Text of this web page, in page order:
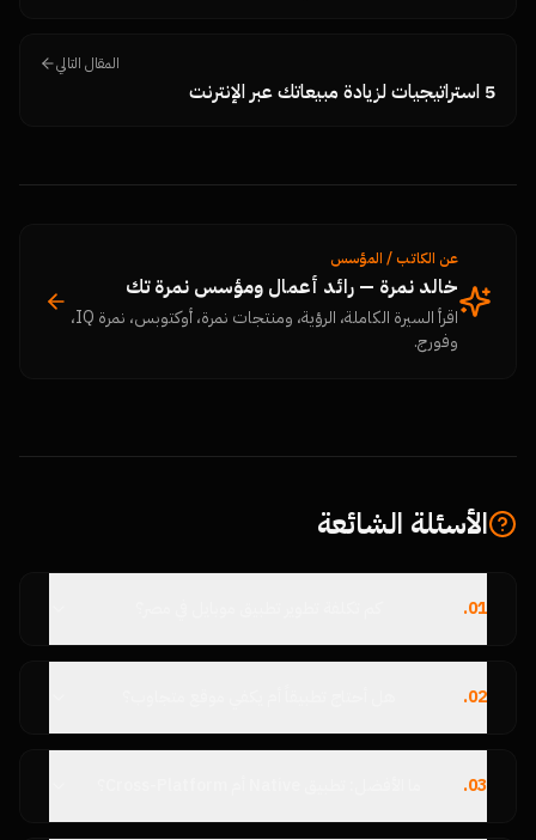
المقال التالي
5 استراتيجيات لزيادة مبيعاتك عبر الإنترنت
عن الكاتب / المؤسس
خالد نمرة — رائد أعمال ومؤسس نمرة تك
اقرأ السيرة الكاملة، الرؤية، ومنتجات نمرة، أوكتوبس، نمرة IQ،
وفورج.
الأسئلة الشائعة
01
.
02
.
03
.